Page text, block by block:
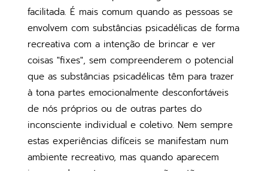
facilitada. É mais comum quando as pessoas se
envolvem com substâncias psicadélicas de forma
recreativa com a intenção de brincar e ver
coisas "fixes", sem compreenderem o potencial
que as substâncias psicadélicas têm para trazer
à tona partes emocionalmente desconfortáveis
de nós próprios ou de outras partes do
inconsciente individual e coletivo. Nem sempre
estas experiências difíceis se manifestam num
ambiente recreativo, mas quando aparecem